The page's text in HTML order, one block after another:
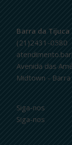
Barra da Tijuca
(21)2431-0580
Avenida das
Midtown - Barra
Siga-nos
Siga-nos